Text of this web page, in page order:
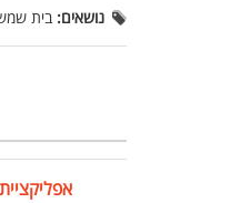
נושאים: בית שמש,
אפליקציית